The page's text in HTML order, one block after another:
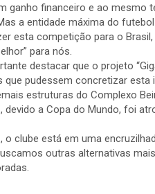
ganho financeiro e ao mesmo
a entidade máxima do
esta competição para o
para nós.
destacar que o projeto
que pudessem concretizar
estruturas do Complexo
devido a Copa do Mundo, foi
o clube está em uma
outras alternativas